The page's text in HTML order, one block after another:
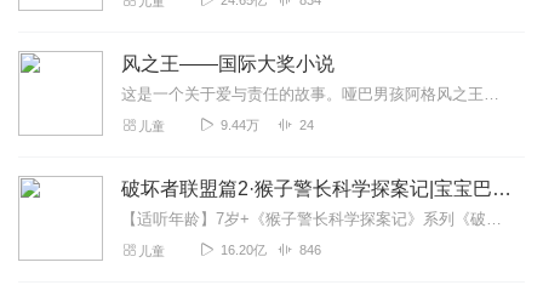
风之王——国际大奖小说
这是一个关于爱与责任的故事。哑巴男孩阿格风之王巴在“闪”出生时许下诺言：“我的名字叫阿格巴。巴和爸的发音差不多，我就是你的爸爸，闪，等你长大了，大家都会对你鞠躬...
儿童 9.44万 24
破坏者联盟篇2·猴子警长科学探案记|宝宝巴士故事
【适听年龄】7岁+《猴子警长科学探案记》系列《破坏者联盟篇1·猴子警长科学探案记》>>>《破坏者联盟篇2·猴子警长科学探案记》>>>《破坏者联盟篇3·猴子警长科...
儿童 16.20亿 846